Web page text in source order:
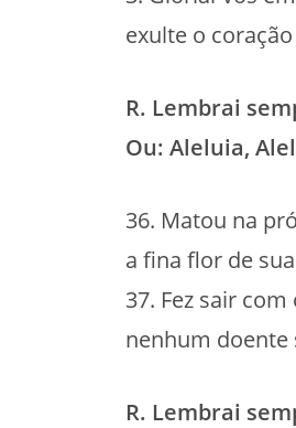
exulte o
R. Lembrai
Ou: Aleluia,
36. Matou na
a fina flor de
37. Fez sair
nenhum doente
R. Lembrai